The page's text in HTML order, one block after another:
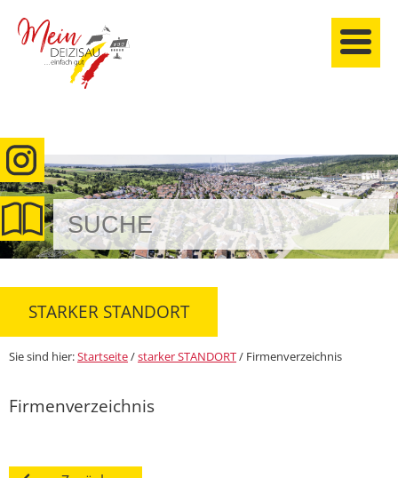
anmelden
STARKER STANDORT
Sie sind hier:Startseite/starker STANDORT/ Firmenverzeichnis
Firmenverzeichnis